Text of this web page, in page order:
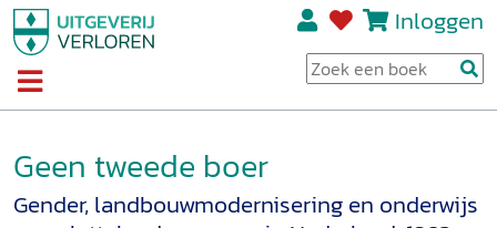
Inloggen
Geen tweede boer
Gender, landbouwmodernisering en onderwijs